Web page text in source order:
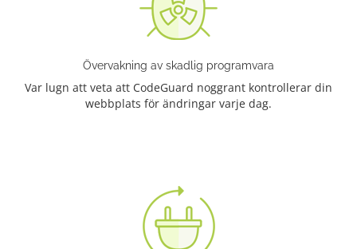
Övervakning av skadlig programvara
Var lugn att veta att CodeGuard noggrant kontrollerar din
webbplats för ändringar varje dag.